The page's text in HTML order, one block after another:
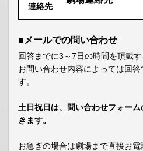
■メールでの問い合わせ
回答までに3～7日の時間を頂戴
お問い合わせ内容によっては回
す。
土日祝日は、問い合わせフォー
きます。
お急ぎの場合は劇場まで直接お電